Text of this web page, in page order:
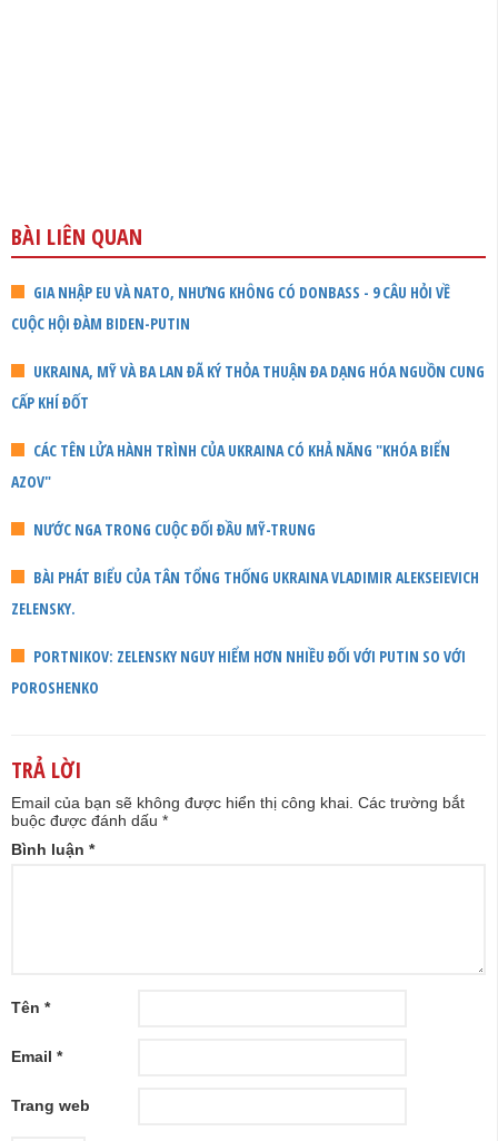
BÀI LIÊN QUAN
GIA NHẬP EU VÀ NATO, NHƯNG KHÔNG CÓ DONBASS - 9 CÂU HỎI VỀ
CUỘC HỘI ĐÀM BIDEN-PUTIN
UKRAINA, MỸ VÀ BA LAN ĐÃ KÝ THỎA THUẬN ĐA DẠNG HÓA NGUỒN CUNG
CẤP KHÍ ĐỐT
CÁC TÊN LỬA HÀNH TRÌNH CỦA UKRAINA CÓ KHẢ NĂNG "KHÓA BIỂN
AZOV"
NƯỚC NGA TRONG CUỘC ĐỐI ĐẦU MỸ-TRUNG
BÀI PHÁT BIỂU CỦA TÂN TỔNG THỐNG UKRAINA VLADIMIR ALEKSEIEVICH
ZELENSKY.
PORTNIKOV: ZELENSKY NGUY HIỂM HƠN NHIỀU ĐỐI VỚI PUTIN SO VỚI
POROSHENKO
TRẢ LỜI
Email của bạn sẽ không được hiển thị công khai. Các trường bắt
buộc được đánh dấu *
Bình luận *
Tên *
Email *
Trang web